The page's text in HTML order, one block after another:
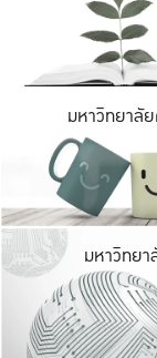
มหาวิทยาลั
มหาวิทย